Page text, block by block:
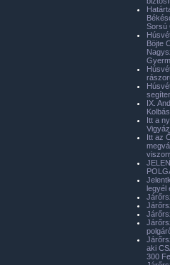
Sorsú
Böjte
IX.
Itt a
Itt az
legyél
aki
300